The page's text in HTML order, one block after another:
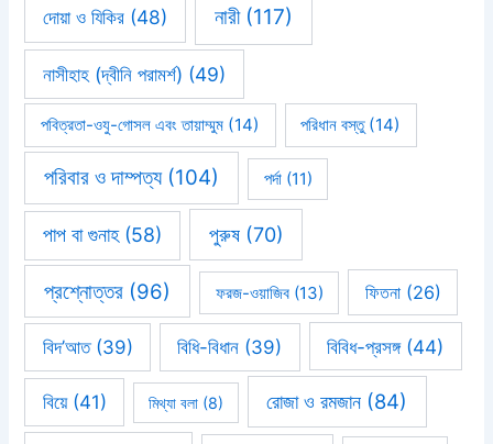
দোয়া ও যিকির (48) নারী(117)
নাসীহাহ (দ্বীনি পরামর্শ) (49)
পবিত্রতা-ওযু-গোসল এবং তায়াম্মুম (14) পরিধান বস্তু(14)
পরিবার ও দাম্পত্য(104) পর্দা(11)
পাপ বা গুনাহ(58) পুরুষ(70)
প্রশ্নোত্তর (96) ফরজ-ওয়াজিব(13) ফিতনা(26)
বিদ’আত(39) বিধি-বিধান (39) বিবিধ-প্রসঙ্গ(44)
বিয়ে(41) মিথ্যা বলা(8) রোজা ও রমজান (84)